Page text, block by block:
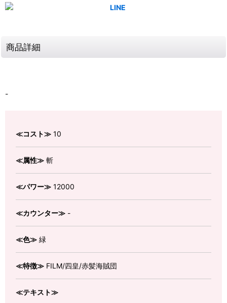
商品詳細
-
≪コスト≫ 10
≪属性≫ 斬
≪パワー≫ 12000
≪カウンター≫ -
≪色≫ 緑
≪特徴≫ FILM/四皇/赤髪海賊団
≪テキスト≫